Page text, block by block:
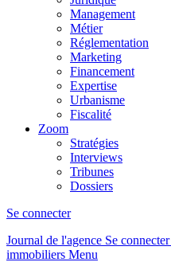
Management
Métier
Réglementation
Marketing
Financement
Expertise
Urbanisme
Fiscalité
Zoom
Stratégies
Interviews
Tribunes
Dossiers
Se connecter
Journal de l'agence Se connecter
immobiliers Menu